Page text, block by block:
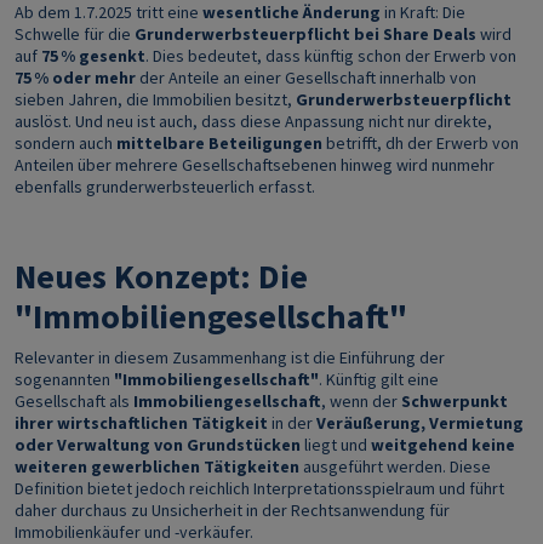
Ab dem 1.7.2025 tritt eine wesentliche Änderung in Kraft: Die
Schwelle für die Grunderwerbsteuerpflicht bei Share Deals wird
auf 75 % gesenkt. Dies bedeutet, dass künftig schon der Erwerb von
75 % oder mehr der Anteile an einer Gesellschaft innerhalb von
sieben Jahren, die Immobilien besitzt, Grunderwerbsteuerpflicht
auslöst. Und neu ist auch, dass diese Anpassung nicht nur direkte,
sondern auch mittelbare Beteiligungen betrifft, dh der Erwerb von
Anteilen über mehrere Gesellschaftsebenen hinweg wird nunmehr
ebenfalls grunderwerbsteuerlich erfasst.
Neues Konzept: Die
"Immobiliengesellschaft"
Relevanter in diesem Zusammenhang ist die Einführung der
sogenannten "Immobiliengesellschaft". Künftig gilt eine
Gesellschaft als Immobiliengesellschaft, wenn der Schwerpunkt
ihrer wirtschaftlichen Tätigkeit in derVeräußerung, Vermietung
oder Verwaltung von Grundstücken liegt und weitgehend keine
weiteren gewerblichen Tätigkeiten ausgeführt werden. Diese
Definition bietet jedoch reichlich Interpretationsspielraum und führt
daher durchaus zu Unsicherheit in der Rechtsanwendung für
Immobilienkäufer und -verkäufer.